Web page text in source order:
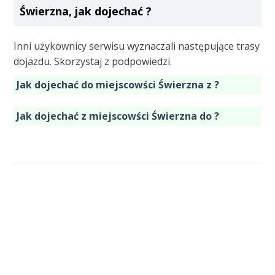
Świerzna, jak dojechać ?
Inni użykownicy serwisu wyznaczali następujące trasy
dojazdu. Skorzystaj z podpowiedzi.
Jak dojechać do miejscowści Świerzna z ?
Jak dojechać z miejscowści Świerzna do ?